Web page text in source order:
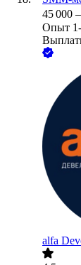
45 000 –
Опыт 1-
alfa